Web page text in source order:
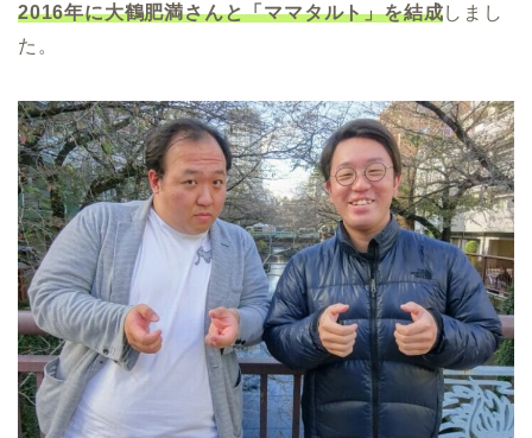
2016年に大鶴肥満さんと「ママタルト」を結成しまし
た。